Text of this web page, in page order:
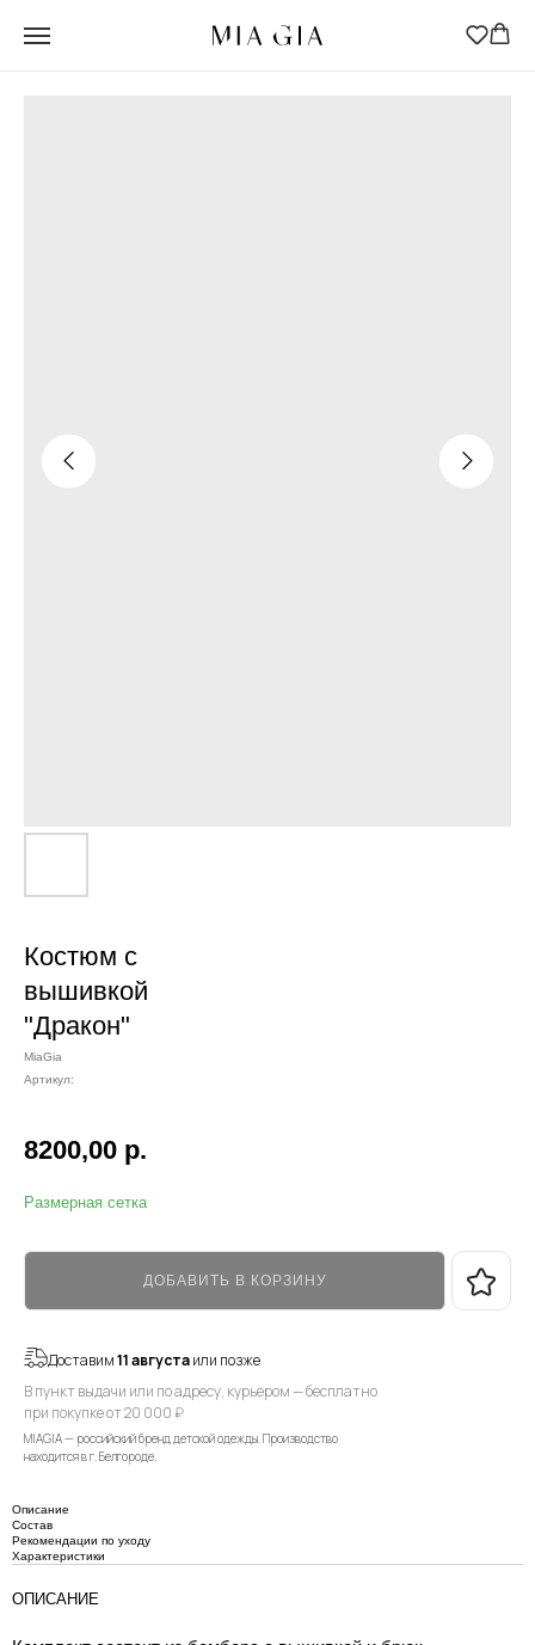
Костюм с
вышивкой
"Дракон"
MiaGia
Артикул:
8200,00 р.
Размерная сетка
ДОБАВИТЬ В КОРЗИНУ
Доставим11 августаили позже
В пункт выдачи или по адресу, курьером — бесплатно
при покупке от 20 000 ₽
MIAGIA — российский бренд детской одежды. Производство
находится в г. Белгороде.
Описание
Состав
Рекомендации по уходу
Характеристики
ОПИСАНИЕ